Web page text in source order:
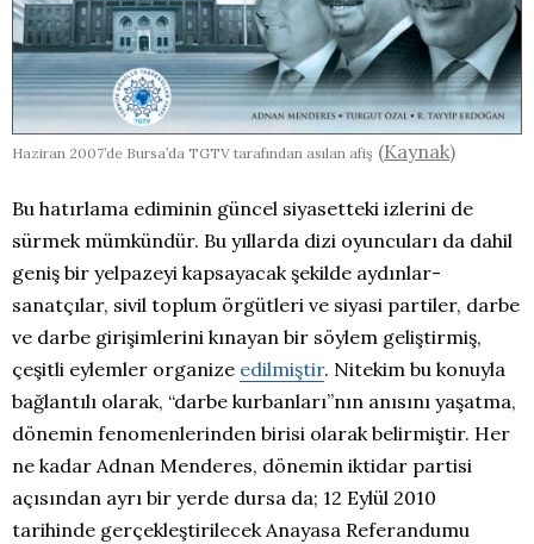
Haziran 2007’de Bursa’da TGTV tarafından asılan afiş (Kaynak)
Bu hatırlama ediminin güncel siyasetteki izlerini de
sürmek mümkündür. Bu yıllarda dizi oyuncuları da dahil
geniş bir yelpazeyi kapsayacak şekilde aydınlar-
sanatçılar, sivil toplum örgütleri ve siyasi partiler, darbe
ve darbe girişimlerini kınayan bir söylem geliştirmiş,
çeşitli eylemler organize edilmiştir. Nitekim bu konuyla
bağlantılı olarak, “darbe kurbanları”nın anısını yaşatma,
dönemin fenomenlerinden birisi olarak belirmiştir. Her
ne kadar Adnan Menderes, dönemin iktidar partisi
açısından ayrı bir yerde dursa da; 12 Eylül 2010
tarihinde gerçekleştirilecek Anayasa Referandumu